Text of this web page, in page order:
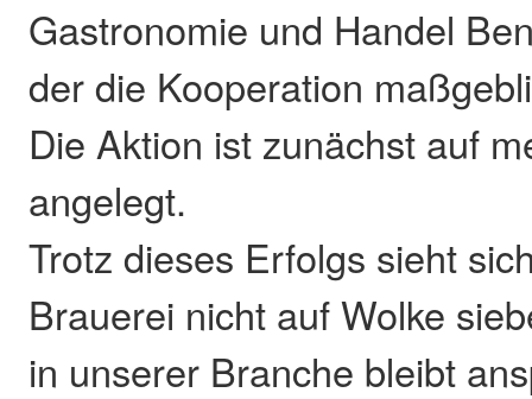
Gastronomie und Handel
der die Kooperation
Die Aktion ist zunächst auf
angelegt.
Trotz dieses Erfolgs sieht
Brauerei nicht auf Wolke
in unserer Branche bleibt